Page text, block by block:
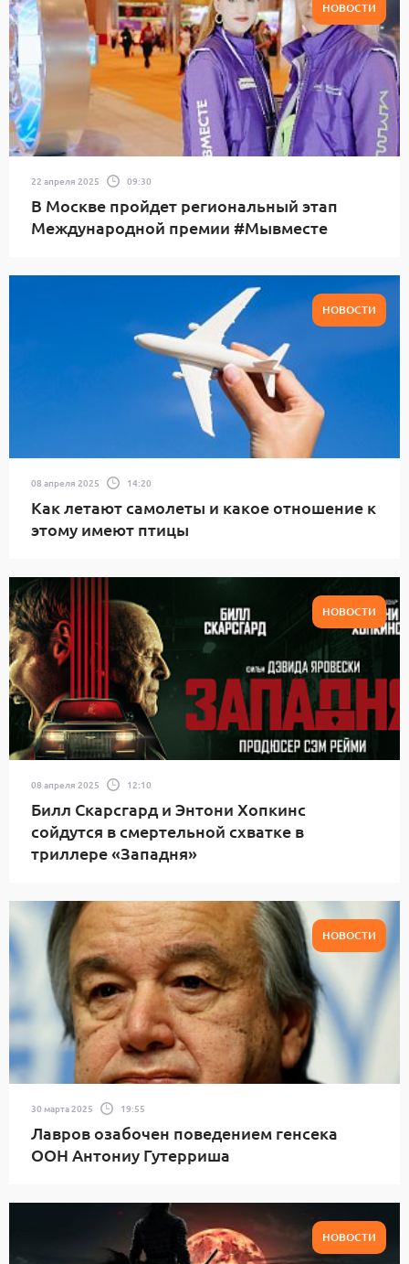
НОВОСТИ
22 апреля 2025 09:30
В Москве пройдет региональный этап
Международной премии #Мывместе
НОВОСТИ
08 апреля 2025 14:20
Как летают самолеты и какое отношение к
этому имеют птицы
НОВОСТИ
08 апреля 2025 12:10
Билл Скарсгард и Энтони Хопкинс
сойдутся в смертельной схватке в
триллере «Западня»
НОВОСТИ
30 марта 2025 19:55
Лавров озабочен поведением генсека
ООН Антониу Гутерриша
НОВОСТИ